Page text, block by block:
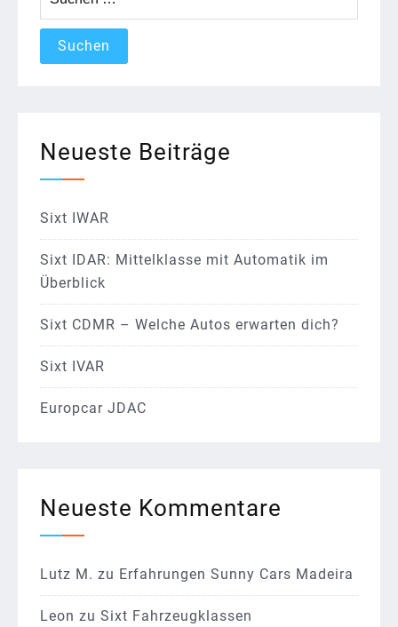
Neueste Beiträge
Sixt IWAR
Sixt IDAR: Mittelklasse mit Automatik im
Überblick
Sixt CDMR – Welche Autos erwarten dich?
Sixt IVAR
Europcar JDAC
Neueste Kommentare
Lutz M. zu Erfahrungen Sunny Cars Madeira
Leon zu Sixt Fahrzeugklassen